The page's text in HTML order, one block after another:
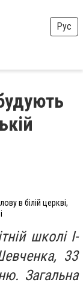
Рус
в білій церкві,
школі І-
33
Загальна